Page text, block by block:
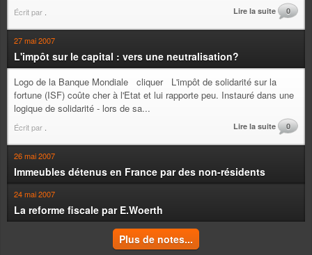
Écrit par Lire la suite 0
27 mai 2007
L'impôt sur le capital : vers une neutralisation?
Logo de la Banque Mondiale cliquer L'impôt de solidarité sur la
fortune (ISF) coûte cher à l'Etat et lui rapporte peu. Instauré dans une
logique de solidarité - lors de sa...
Écrit par Lire la suite 0
26 mai 2007
Immeubles détenus en France par des non-résidents
24 mai 2007
La reforme fiscale par E.Woerth
Plus de notes...